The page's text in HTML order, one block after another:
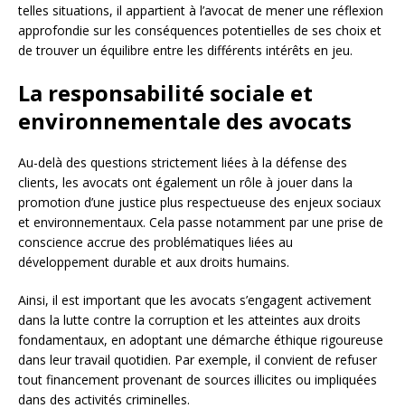
telles situations, il appartient à l’avocat de mener une réflexion
approfondie sur les conséquences potentielles de ses choix et
de trouver un équilibre entre les différents intérêts en jeu.
La responsabilité sociale et
environnementale des avocats
Au-delà des questions strictement liées à la défense des
clients, les avocats ont également un rôle à jouer dans la
promotion d’une justice plus respectueuse des enjeux sociaux
et environnementaux. Cela passe notamment par une prise de
conscience accrue des problématiques liées au
développement durable et aux droits humains.
Ainsi, il est important que les avocats s’engagent activement
dans la lutte contre la corruption et les atteintes aux droits
fondamentaux, en adoptant une démarche éthique rigoureuse
dans leur travail quotidien. Par exemple, il convient de refuser
tout financement provenant de sources illicites ou impliquées
dans des activités criminelles.